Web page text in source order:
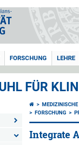
FORSCHUNG LEHRE
FÜR
MEDIZINISCHE
FORSCHUNG
Integrate